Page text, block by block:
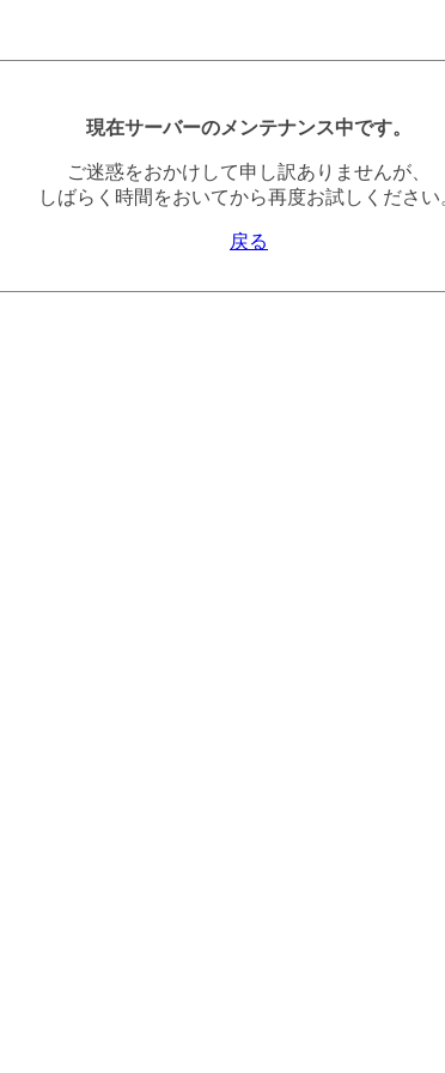
現在サーバーのメンテナンス中です。
ご迷惑をおかけして申し訳ありませんが、
しばらく時間をおいてから再度お試しください
戻る